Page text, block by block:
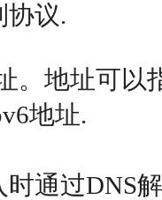
协议.
。地址可以
地址.
通过DNS